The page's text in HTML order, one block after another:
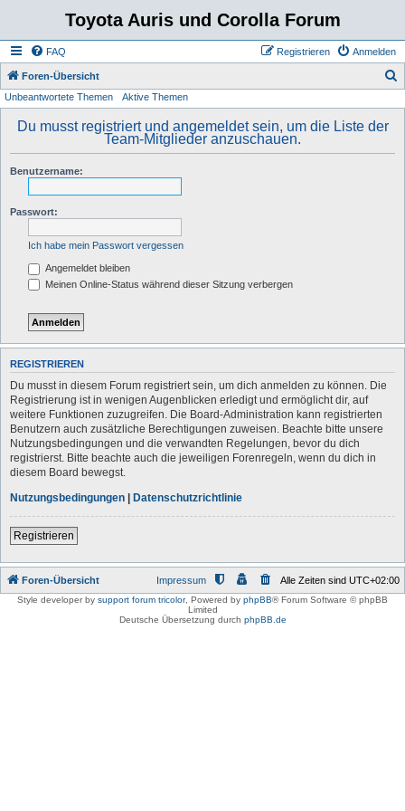
Toyota Auris und Corolla Forum
FAQ Anmelden
Registrieren
Foren-Übersicht
Unbeantwortete Themen Aktive Themen
Du musst registriert und angemeldet sein, um die Liste der
Team-Mitglieder anzuschauen.
Benutzername:
Passwort:
Ich habe mein Passwort vergessen
Angemeldet bleiben
Meinen Online-Status während dieser Sitzung verbergen
REGISTRIEREN
Du musst in diesem Forum registriert sein, um dich anmelden zu können. Die
Registrierung ist in wenigen Augenblicken erledigt und ermöglicht dir, auf
weitere Funktionen zuzugreifen. Die Board-Administration kann registrierten
Benutzern auch zusätzliche Berechtigungen zuweisen. Beachte bitte unsere
Nutzungsbedingungen und die verwandten Regelungen, bevor du dich
registrierst. Bitte beachte auch die jeweiligen Forenregeln, wenn du dich in
diesem Board bewegst.
Nutzungsbedingungen | Datenschutzrichtlinie
Registrieren
Foren-Übersicht Alle Zeiten sind UTC+02:00
Impressum
Style developer by support forum tricolor, Powered by phpBB® Forum Software © phpBB
Limited
Deutsche Übersetzung durch phpBB.de